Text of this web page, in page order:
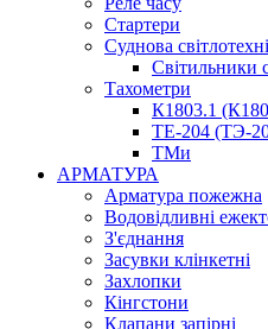
Стартери
Суднова
Світильники
Тахометри
К1803.1
ТЕ-204 (ТЭ-
ТМи
АРМАТУРА
Арматура пожежна
Водовідливні
З'єднання
Засувки клінкетні
Захлопки
Кінгстони
Клапани запірні